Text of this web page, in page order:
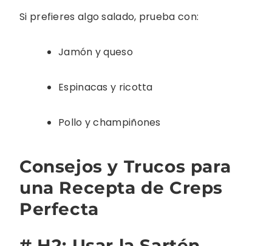
Si prefieres algo salado, prueba con:
Jamón y queso
Espinacas y ricotta
Pollo y champiñones
Consejos y Trucos para
una Recepta de Creps
Perfecta